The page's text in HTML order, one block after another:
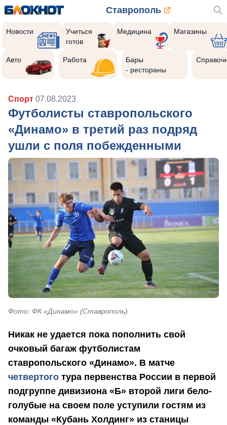
Ставрополь
Новости
Учиться
готов
Медицина Магазины
Авто Работа
Бары
- рестораны
Спорт 07.08.2023
Футболисты ставропольского
«Динамо» в третий раз подряд
ушли с поля побежденными
Фото: ФК «Динамо» (Ставрополь)
Никак не удается пока пополнить свой
очковый багаж футболистам
ставропольского «Динамо». В матче
четвертого тура первенства России в первой
подгруппе дивизиона «Б» второй лиги бело-
голубые на своем поле уступили гостям из
команды «Кубань Холдинг» из станицы